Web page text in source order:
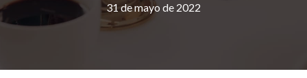
31 de mayo de 2022